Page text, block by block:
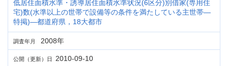
低居住面積水準・誘導居住面積水準状況(6区分)別借家(専用住
宅)数(水準以上の世帯で設備等の条件を満たしている主世帯―
特掲)―都道府県，18大都市
調査年月 2008年
公開（更新）日 2010-09-10